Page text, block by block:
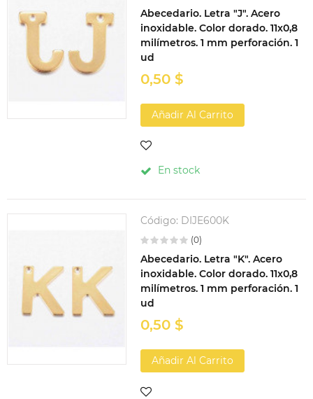
Abecedario. Letra "J". Acero
inoxidable. Color dorado. 11x0,8
milímetros. 1 mm perforación. 1
ud
0,50 $
Añadir Al Carrito
En stock
Código: DIJE600K
(0)
Abecedario. Letra "K". Acero
inoxidable. Color dorado. 11x0,8
milímetros. 1 mm perforación. 1
ud
0,50 $
Añadir Al Carrito